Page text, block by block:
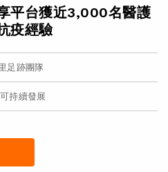
平台獲近3,000名醫護
疫經驗
足跡團隊
可持續發展